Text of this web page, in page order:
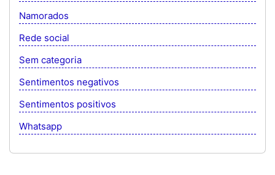
Namorados
Rede social
Sem categoria
Sentimentos negativos
Sentimentos positivos
Whatsapp